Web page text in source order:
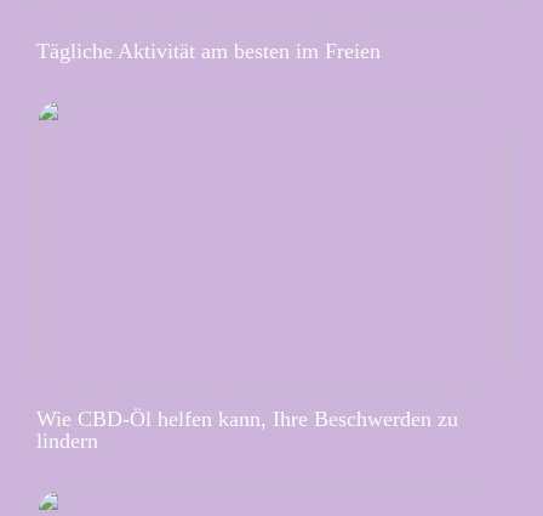
Tägliche Aktivität am besten im Freien
Wie CBD-Öl helfen kann, Ihre Beschwerden zu
lindern